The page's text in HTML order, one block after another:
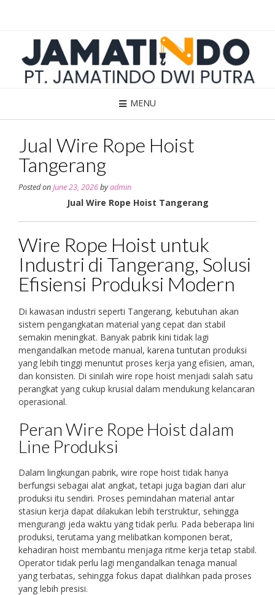
MENU
Jual Wire Rope Hoist
Tangerang
Posted onJune 23, 2026byadmin
Jual Wire Rope Hoist Tangerang
Wire Rope Hoist untuk
Industri di Tangerang, Solusi
Efisiensi Produksi Modern
Di kawasan industri seperti Tangerang, kebutuhan akan
sistem pengangkatan material yang cepat dan stabil
semakin meningkat. Banyak pabrik kini tidak lagi
mengandalkan metode manual, karena tuntutan produksi
yang lebih tinggi menuntut proses kerja yang efisien, aman,
dan konsisten. Di sinilah wire rope hoist menjadi salah satu
perangkat yang cukup krusial dalam mendukung kelancaran
operasional.
Peran Wire Rope Hoist dalam
Line Produksi
Dalam lingkungan pabrik, wire rope hoist tidak hanya
berfungsi sebagai alat angkat, tetapi juga bagian dari alur
produksi itu sendiri. Proses pemindahan material antar
stasiun kerja dapat dilakukan lebih terstruktur, sehingga
mengurangi jeda waktu yang tidak perlu. Pada beberapa lini
produksi, terutama yang melibatkan komponen berat,
kehadiran hoist membantu menjaga ritme kerja tetap stabil.
Operator tidak perlu lagi mengandalkan tenaga manual
yang terbatas, sehingga fokus dapat dialihkan pada proses
yang lebih presisi.